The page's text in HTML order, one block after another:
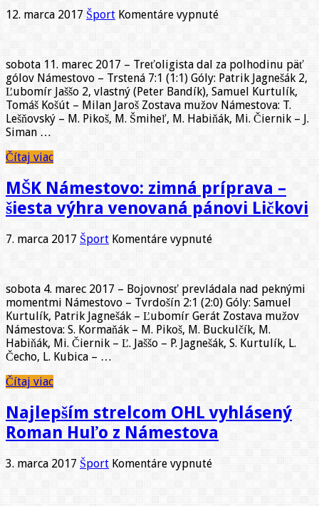
12. marca 2017 Šport Komentáre vypnuténa
príprava
–
dokonalá
druhopolčasová
demontáž
sobota 11. marec 2017 – Treťoligista dal za polhodinu päť
gólov Námestovo – Trstená 7:1 (1:1) Góly: Patrik Jagnešák 2,
Ľubomír Jaššo 2, vlastný (Peter Bandík), Samuel Kurtulík,
Tomáš Košút – Milan Jaroš Zostava mužov Námestova: T.
Lešňovský – M. Pikoš, M. Šmiheľ, M. Habiňák, Mi. Čiernik – J.
Siman …
Čítaj viac
MŠK Námestovo: zimná príprava –
šiesta výhra venovaná pánovi Ličkovi
7. marca 2017 Šport Komentáre vypnuténa
príprava
–
šiesta
výhra
venovaná
sobota 4. marec 2017 – Bojovnosť prevládala nad peknými
momentmi Námestovo – Tvrdošín 2:1 (2:0) Góly: Samuel
Kurtulík, Patrik Jagnešák – Ľubomír Gerát Zostava mužov
Námestova: S. Kormaňák – M. Pikoš, M. Buckulčík, M.
Habiňák, Mi. Čiernik – Ľ. Jaššo – P. Jagnešák, S. Kurtulík, L.
Čecho, L. Kubica – …
Čítaj viac
Najlepším strelcom OHL vyhlásený
Roman Huľo z Námestova
3. marca 2017 Šport Komentáre vypnuténa